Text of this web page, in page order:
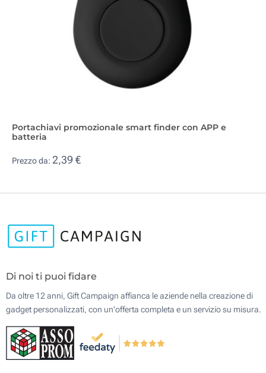
Portachiavi promozionale smart finder con APP e
batteria
Prezzo da: 2,39 €
Di noi ti puoi fidare
Da oltre 12 anni, Gift Campaign affianca le aziende nella creazione di
gadget personalizzati, con un'offerta completa e un servizio su misura.